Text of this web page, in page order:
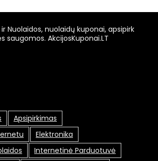
Nuolaidos, nuolaidų kuponai, apsipirk
saugomos. AkcijosKuponai.LT
Apsipirkimas
Elektronika
Internetinė Parduotuvė